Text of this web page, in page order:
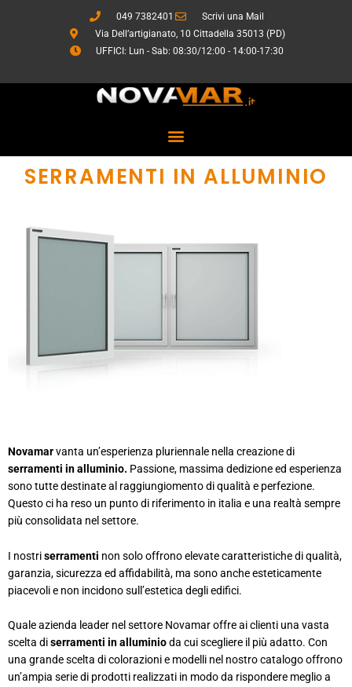
049 7382401
Scrivi una Mail
Via Dell’artigianato, 10 Cittadella 35013 (PD)
UFFICI: Lun - Sab: 08:30/12:00 - 14:00-17:30
SERRAMENTI IN ALLUMINIO
Novamarvanta un’esperienza pluriennale nella creazione di
serramenti in alluminio. Passione, massima dedizione ed esperienza
sono tutte destinate al raggiungiomento di qualità e perfezione.
Questo ci ha reso un punto di riferimento in italia e una realtà sempre
più consolidata nel settore.
I nostriserramenti non solo offrono elevate caratteristiche di qualità,
garanzia, sicurezza ed affidabilità, ma sono anche esteticamente
piacevoli e non incidono sull’estetica degli edifici.
Quale azienda leader nel settore Novamar offre ai clienti una vasta
scelta diserramenti in alluminioda cui scegliere il più adatto. Con
una grande scelta di colorazioni e modelli nel nostro catalogo offrono
un’ampia serie di prodotti realizzati in modo da rispondere meglio a